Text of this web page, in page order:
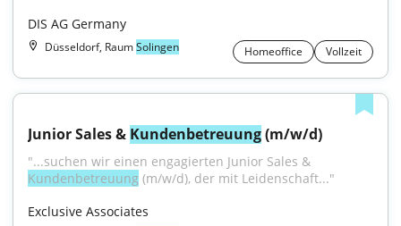
DIS AG Germany
Düsseldorf, RaumSolingen Homeoffice Vollzeit
Junior Sales & Kundenbetreuung (m/w/d)
Kundenbetreuung (m/w/d), der mit Leidenschaft..."
Exclusive Associates